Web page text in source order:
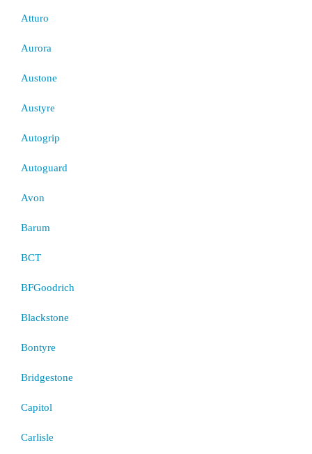
Atturo
Aurora
Austone
Austyre
Autogrip
Autoguard
Avon
Barum
BCT
BFGoodrich
Blackstone
Bontyre
Bridgestone
Capitol
Carlisle